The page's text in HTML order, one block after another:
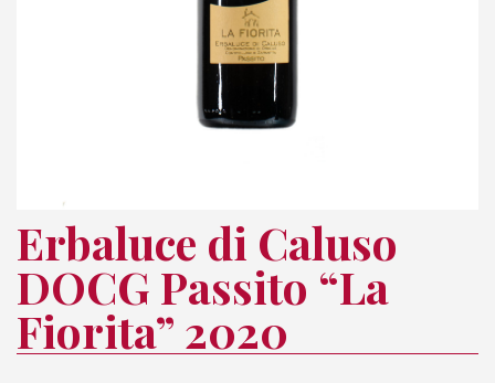
Erbaluce di Caluso
DOCG Passito “La
Fiorita” 2020